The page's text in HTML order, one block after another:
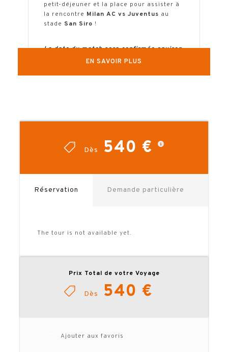
Dès 540 €
Réservation Demande particulière
The tour is not available yet.
Prix Total de votre Voyage
Dès 540 €
Ajouter aux favoris
petit-déjeuner et la place pour assister à
la rencontre Milan AC vs Juventus au
stade San Siro !
La date du match sera confirmée environ
1 mois avant le départ.
conseillons de réserver dès maintenant
personne, le supplément chambre
souhaité).
ànous interroger.
TELECHARGER LA BROCHURE
EN SAVOIR PLUS